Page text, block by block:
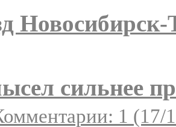
сильнее
1 (17/